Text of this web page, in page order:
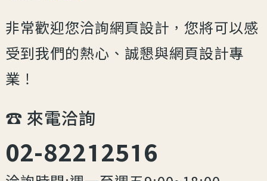
非常歡迎您洽詢網頁設計，您將可以感
受到我們的熱心、誠懇與網頁設計專
業！
☎︎ 來電洽詢
02-82212516